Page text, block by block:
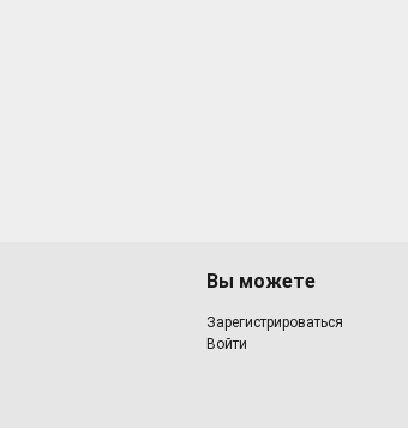
Вы можете
Зарегистрироваться
Войти